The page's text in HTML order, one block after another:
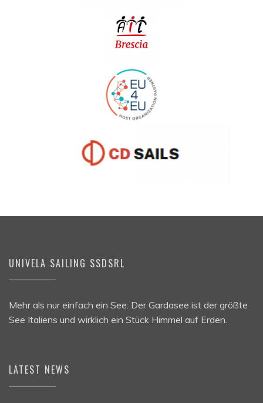
UNIVELA SAILING SSDSRL
Mehr als nur einfach ein See: Der Gardasee ist der größte
See Italiens und wirklich ein Stück Himmel auf Erden.
LATEST NEWS